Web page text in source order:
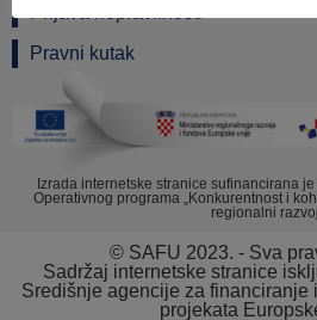
Pravni kutak
Izrada internetske stranice sufinancirana
Operativnog programa „Konkurentnost i
regionalni razvoj.
© SAFU 2023. - Sva
Sadržaj internetske stranice
Središnje agencije za financiranje
projekata